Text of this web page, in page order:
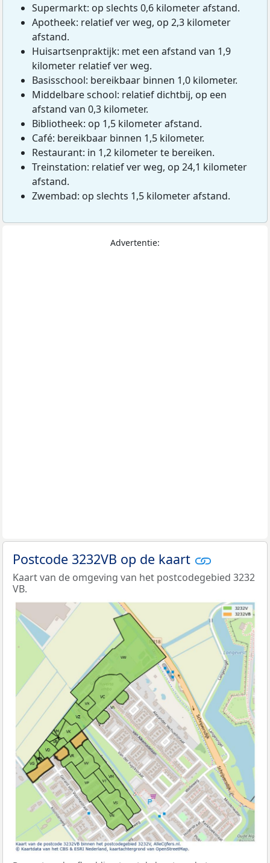
Supermarkt: op slechts 0,6 kilometer afstand.
Apotheek: relatief ver weg, op 2,3 kilometer
afstand.
Huisartsenpraktijk: met een afstand van 1,9
kilometer relatief ver weg.
Basisschool: bereikbaar binnen 1,0 kilometer.
Middelbare school: relatief dichtbij, op een
afstand van 0,3 kilometer.
Bibliotheek: op 1,5 kilometer afstand.
Café: bereikbaar binnen 1,5 kilometer.
Restaurant: in 1,2 kilometer te bereiken.
Treinstation: relatief ver weg, op 24,1 kilometer
afstand.
Zwembad: op slechts 1,5 kilometer afstand.
Advertentie:
Postcode 3232VB op de kaart
Kaart van de omgeving van het postcodegebied 3232
VB.